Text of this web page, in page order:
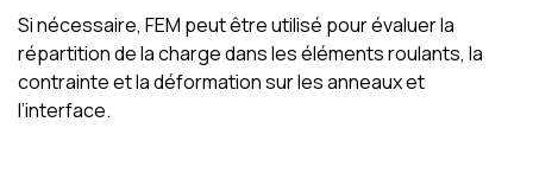
Si nécessaire, FEM peut être utilisé pour évaluer la
répartition de la charge dans les éléments roulants, la
contrainte et la déformation sur les anneaux et
l’interface.